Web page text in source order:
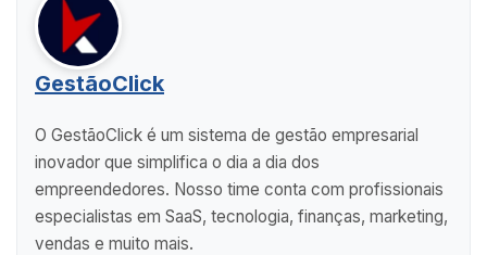
GestãoClick
O GestãoClick é um sistema de gestão empresarial
inovador que simplifica o dia a dia dos
empreendedores. Nosso time conta com profissionais
especialistas em SaaS, tecnologia, finanças, marketing,
vendas e muito mais.